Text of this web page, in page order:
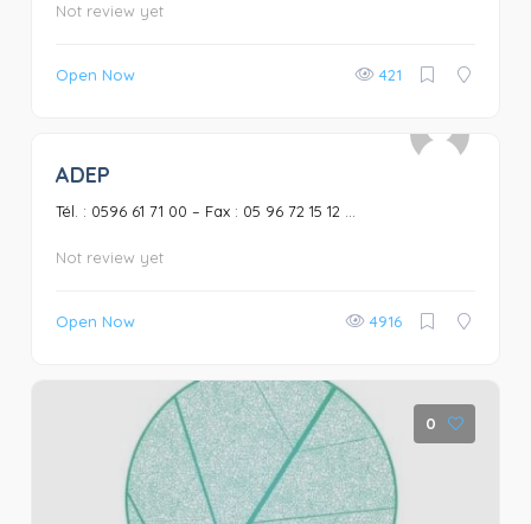
Not review yet
Open Now 421
ADEP
Tél. : 0596 61 71 00 – Fax : 05 96 72 15 12 ...
Not review yet
Open Now 4916
0